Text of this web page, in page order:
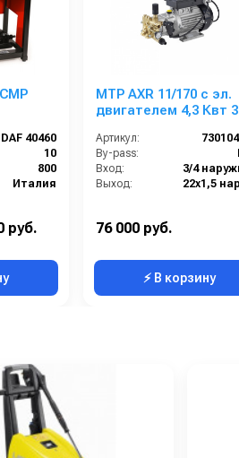
IDAF 40460
10
800
Италия
руб.
MTP AXR 11/170 с эл.
двигателем 4,3 Квт
Артикул:
By-pass:
Вход:
Выход:
76 000 руб.
⚡ В корзину